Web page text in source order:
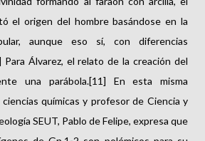
el origen del hombre basándose en la
aunque eso sí, con diferencias
Álvarez, el relato de la creación del
una parábola.[11] En esta misma
químicas y profesor de Ciencia y
SEUT, Pablo de Felipe, expresa que